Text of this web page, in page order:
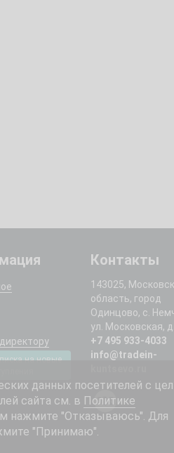
на новые
Контакты
143025,
область, город
Одинцово, с.
ул. Московская,
+7 495 933-4033
info@tradein-
данных посетителей с
сайта см. в Политике
нажмите "Отказываюсь". Для
"Принимаю".